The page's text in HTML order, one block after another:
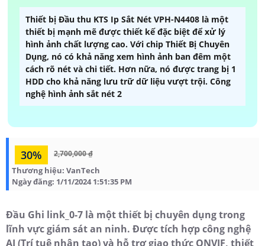
Thiết bị Đầu thu KTS Ip Sắt Nét VPH-N4408 là một
thiết bị mạnh mẽ được thiết kế đặc biệt để xử lý
hình ảnh chất lượng cao. Với chip Thiết Bị Chuyên
Dụng, nó có khả năng xem hình ảnh ban đêm một
cách rõ nét và chi tiết. Hơn nữa, nó được trang bị 1
HDD cho khả năng lưu trữ dữ liệu vượt trội. Công
nghệ hình ảnh sắt nét 2
30% 2,700,000 ₫
Thương hiệu: VanTech
Ngày đăng: 1/11/2024 1:51:35 PM
Đầu Ghi link_0-7 là một thiết bị chuyên dụng trong
lĩnh vực giám sát an ninh. Được tích hợp công nghệ
AI (Trí tuệ nhân tạo) và hỗ trợ giao thức ONVIF, thiết